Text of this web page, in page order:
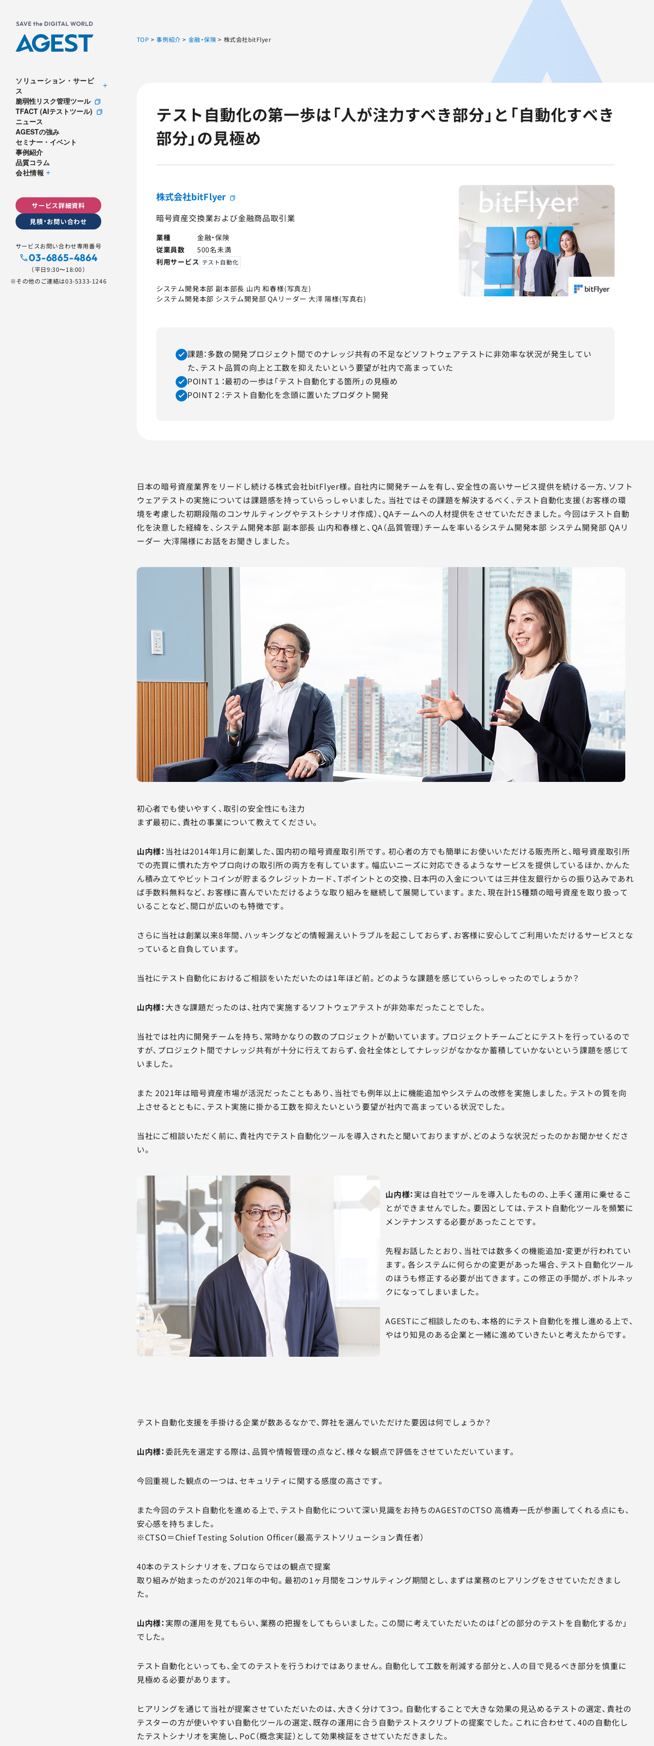
ソリューション・サービ
ス
脆弱性リスク管理ツール
TFACT (AIテストツール)
ニュース
AGESTの強み
セミナー・イベント
事例紹介
品質コラム
会社情報
サービス詳細資料
見積・お問い合わせ
サービスお問い合わせ専用番号
03-6865-4864
（平日9:30〜18:00）
※その他のご連絡は03-5333-1246
TOP >事例紹介 > 金融・保険 > 株式会社bitFlyer
テスト自動化の第一歩は「人が注力すべき部分」と「自動化すべき
部分」の見極め
株式会社bitFlyer
暗号資産交換業および金融商品取引業
業種
金融・保険
従業員数
500名未満
利用サービス テスト自動化
システム開発本部 副本部長 山内 和春様(写真左)
システム開発本部 システム開発部 QAリーダー 大澤 陽様(写真右)
課題：多数の開発プロジェクト間でのナレッジ共有の不足などソフトウェアテストに非効率な状況が発生してい
た、テスト品質の向上と工数を抑えたいという要望が社内で高まっていた
POINT１：最初の一歩は「テスト自動化する箇所」の見極め
POINT２：テスト自動化を念頭に置いたプロダクト開発
日本の暗号資産業界をリードし続ける株式会社bitFlyer様。自社内に開発チームを有し、安全性の高いサービス提供を続ける一方、ソフト
ウェアテストの実施については課題感を持っていらっしゃいました。当社ではその課題を解決するべく、テスト自動化支援（お客様の環
境を考慮した初期段階のコンサルティングやテストシナリオ作成）、QAチームへの人材提供をさせていただきました。今回はテスト自動
化を決意した経緯を、システム開発本部 副本部長 山内和春様と、QA（品質管理）チームを率いるシステム開発本部 システム開発部 QAリ
ーダー 大澤陽様にお話をお聞きしました。
初心者でも使いやすく、取引の安全性にも注力
まず最初に、貴社の事業について教えてください。
山内様： 当社は2014年1月に創業した、国内初の暗号資産取引所です。初心者の方でも簡単にお使いいただける販売所と、暗号資産取引所
での売買に慣れた方やプロ向けの取引所の両方を有しています。幅広いニーズに対応できるようなサービスを提供しているほか、かんた
ん積み立てやビットコインが貯まるクレジットカード、Tポイントとの交換、日本円の入金については三井住友銀行からの振り込みであれ
ば手数料無料など、お客様に喜んでいただけるような取り組みを継続して展開しています。また、現在計15種類の暗号資産を取り扱って
いることなど、間口が広いのも特徴です。
さらに当社は創業以来8年間、ハッキングなどの情報漏えいトラブルを起こしておらず、お客様に安心してご利用いただけるサービスとな
っていると自負しています。
当社にテスト自動化におけるご相談をいただいたのは1年ほど前。どのような課題を感じていらっしゃったのでしょうか？
山内様： 大きな課題だったのは、社内で実施するソフトウェアテストが非効率だったことでした。
当社では社内に開発チームを持ち、常時かなりの数のプロジェクトが動いています。プロジェクトチームごとにテストを行っているので
すが、プロジェクト間でナレッジ共有が十分に行えておらず、会社全体としてナレッジがなかなか蓄積していかないという課題を感じて
いました。
また 2021年は暗号資産市場が活況だったこともあり、当社でも例年以上に機能追加やシステムの改修を実施しました。テストの質を向
上させるとともに、テスト実施に掛かる工数を抑えたいという要望が社内で高まっている状況でした。
当社にご相談いただく前に、貴社内でテスト自動化ツールを導入されたと聞いておりますが、どのような状況だったのかお聞かせくださ
い。
山内様： 実は自社でツールを導入したものの、上手く運用に乗せるこ
とができませんでした。要因としては、テスト自動化ツールを頻繁に
メンテナンスする必要があったことです。
先程お話したとおり、当社では数多くの機能追加・変更が行われてい
ます。各システムに何らかの変更があった場合、テスト自動化ツール
のほうも修正する必要が出てきます。この修正の手間が、ボトルネッ
クになってしまいました。
AGESTにご相談したのも、本格的にテスト自動化を推し進める上で、
やはり知見のある企業と一緒に進めていきたいと考えたからです。
テスト自動化支援を手掛ける企業が数あるなかで、弊社を選んでいただけた要因は何でしょうか？
山内様：委託先を選定する際は、品質や情報管理の点など、様々な観点で評価をさせていただいています。
今回重視した観点の一つは、セキュリティに関する感度の高さです。
また今回のテスト自動化を進める上で、テスト自動化について深い見識をお持ちのAGESTのCTSO 高橋寿一氏が参画してくれる点にも、
安心感を持ちました。
※CTSO＝Chief Testing Solution Officer（最高テストソリューション責任者）
40本のテストシナリオを、プロならではの観点で提案
取り組みが始まったのが2021年の中旬。最初の1ヶ月間をコンサルティング期間とし、まずは業務のヒアリングをさせていただきまし
た。
山内様： 実際の運用を見てもらい、業務の把握をしてもらいました。この間に考えていただいたのは「どの部分のテストを自動化するか」
でした。
テスト自動化といっても、全てのテストを行うわけではありません。自動化して工数を削減する部分と、人の目で見るべき部分を慎重に
見極める必要があります。
ヒアリングを通じて当社が提案させていただいたのは、大きく分けて3つ。自動化することで大きな効果の見込めるテストの選定、貴社の
テスターの方が使いやすい自動化ツールの選定、既存の運用に合う自動テストスクリプトの提案でした。これに合わせて、40の自動化し
たテストシナリオを実施し、PoC（概念実証）として効果検証をさせていただきました。